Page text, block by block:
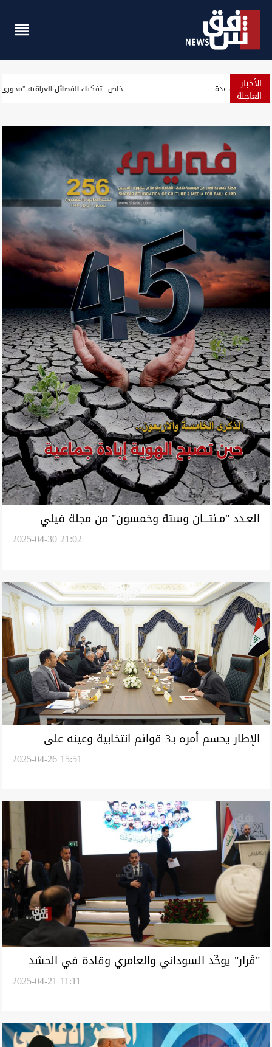
الأخبار
العاجلة مرصد: أموال صولة الفجر تعادل رواتب شهرية لوزارات عدة
العـدد "مـئتـــان وستة وخمسون" من مجلة فيلي
2025-04-30 21:02
الإطار يحسم أمره بـ3 قوائم انتخابية وعينه على
2025-04-26 15:51
"قَرار" يوحِّد السوداني والعامري وقادة في الحشد
2025-04-21 11:11